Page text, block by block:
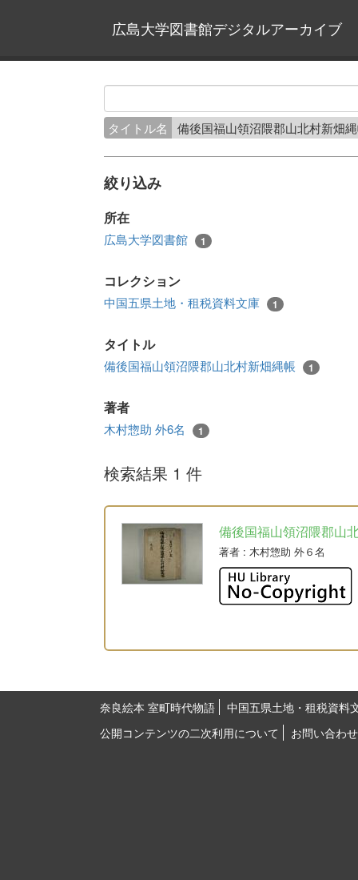
広島大学図書館デジタルアーカイブ
タイトル名 備後国福山領沼隈郡山北村新畑
絞り込み
所在
広島大学図書館 1
コレクション
中国五県土地・租税資料文庫 1
タイトル
備後国福山領沼隈郡山北村新畑縄帳 1
著者
木村惣助 外6名 1
検索結果 1 件
備後国福山領沼隈郡山
著者 : 木村惣助 外６名
奈良絵本 室町時代物語
中国五県土地・租税資料
公開コンテンツの二次利用について
お問い合わせ